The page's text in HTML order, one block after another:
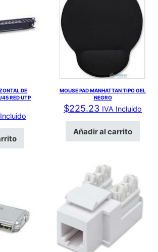
DE
RED UTP
MOUSE PAD MANHATTAN TIPO GEL
NEGRO
$225.23 IVA Incluido
Añadir al carrito